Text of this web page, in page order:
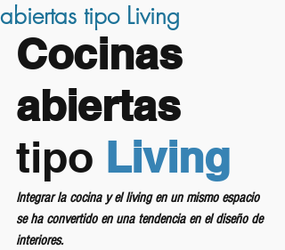
abiertas tipo Living
Cocinas
abiertas
tipo Living
Integrar la cocina y el living en un mismo espacio
se ha convertido en una tendencia en el diseño de
interiores.